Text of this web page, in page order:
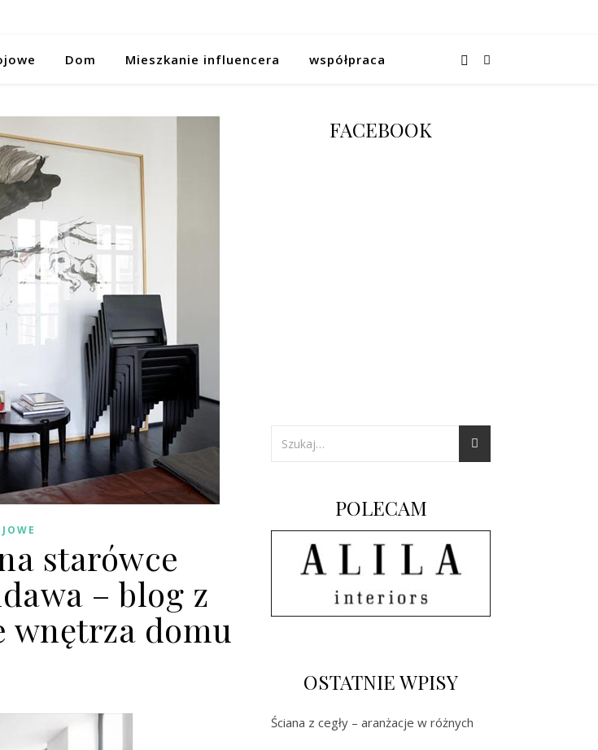
Dom Mieszkanie influencera współpraca
starówce
– blog z
wnętrza domu
FACEBOOK
POLECAM
OSTATNIE WPISY
Ściana z cegły – aranżacje w różnych